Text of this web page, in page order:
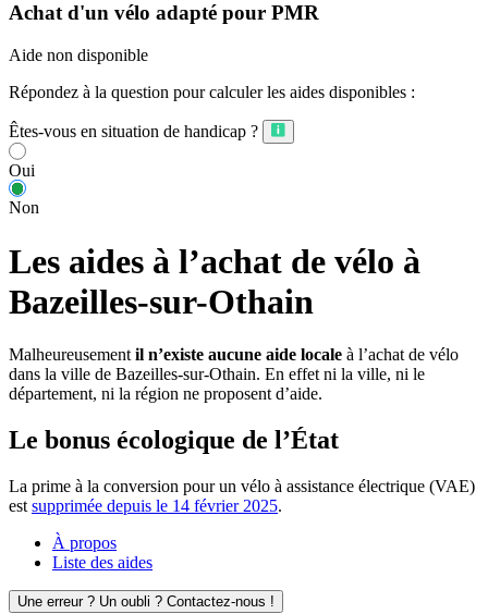
Achat d'un vélo adapté pour PMR
Aide non disponible
Répondez à la question pour calculer les aides disponibles :
Êtes-vous en situation de handicap ?
Oui
Non
Les aides à l’achat de vélo à
Bazeilles-sur-Othain
Malheureusement il n’existe aucune aide locale à l’achat de vélo
dans la ville de Bazeilles-sur-Othain. En effet ni la ville, ni le
département, ni la région ne proposent d’aide.
Le bonus écologique de l’État
La prime à la conversion pour un vélo à assistance électrique (VAE)
est supprimée depuis le 14 février 2025.
À propos
Liste des aides
Une erreur ? Un oubli ? Contactez-nous !